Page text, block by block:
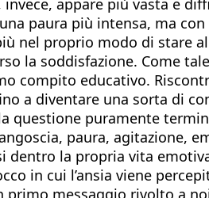
appare più vasta e
paura più intensa, ma
nel proprio modo di stare
la soddisfazione. Come
compito educativo.
a diventare una sorta di
questione puramente
paura, agitazione,
dentro la propria vita
in cui l’ansia viene